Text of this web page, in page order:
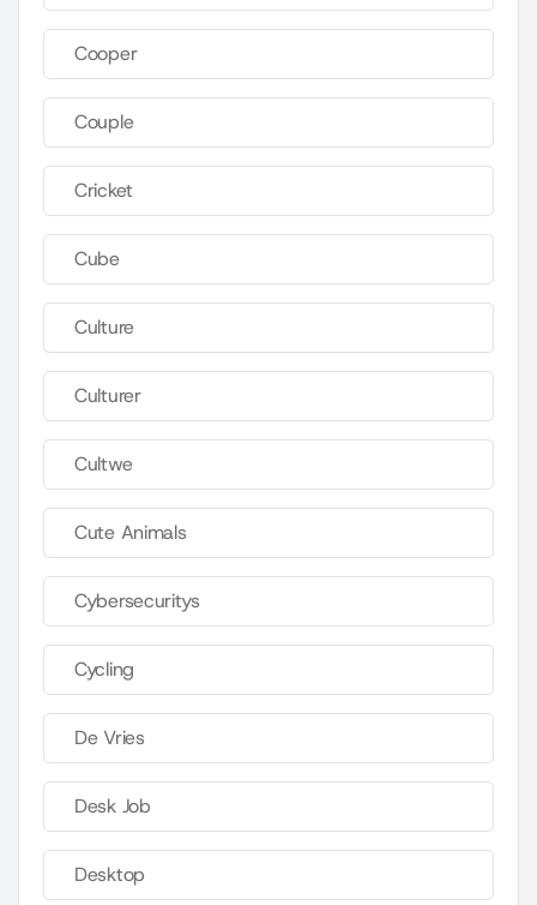
Cooper
Couple
Cricket
Cube
Culture
Culturer
Cultwe
Cute Animals
Cybersecuritys
Cycling
De Vries
Desk Job
Desktop